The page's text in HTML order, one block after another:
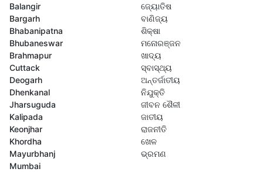
Balangir
Bargarh
Bhabanipatna
Bhubaneswar
Brahmapur
Cuttack
Deogarh
Dhenkanal
Jharsuguda
Kalipada
Keonjhar
Khordha
Mayurbhanj
Mumbai
ଜ୍ୟୋତିଷ
ବାଣିଜ୍ୟ
ଶିକ୍ଷା
ମନୋରଞ୍ଜନ
ଖାଦ୍ୟ
ସ୍ବାସ୍ଥ୍ୟ
ଅନ୍ତର୍ଜାତୀୟ
ନିଯୁକ୍ତି
ଜୀବନ ଶୈଳୀ
ଜାତୀୟ
ରାଜନୀତି
ଖେଳ
ଭ୍ରମଣ